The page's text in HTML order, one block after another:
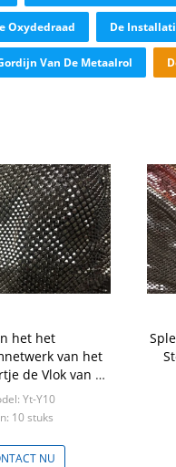
Oxydedraad De
Van De Metaalrol
het het
van het
de Vlok van de
voor
wordt verbonden
Yt-Y10
10 stuks
NU